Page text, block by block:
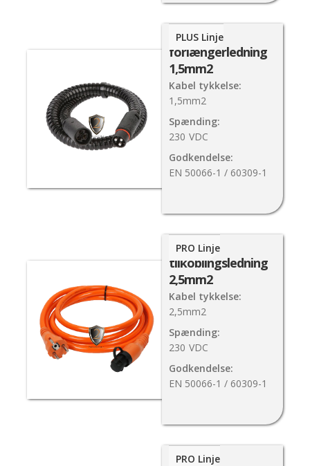
PlugIn
forlængerledning
1,5mm2
Kabel tykkelse:
1,5mm2
Spænding:
230 VDC
Godkendelse:
EN 50066-1 / 60309-1
PLUS Linje
MiniPlug
tilkoblingsledning
2,5mm2
Kabel tykkelse:
2,5mm2
Spænding:
230 VDC
Godkendelse:
EN 50066-1 / 60309-1
PRO Linje
MiniPlug
PRO Linje